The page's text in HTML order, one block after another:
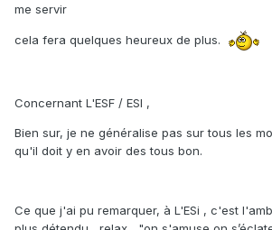
me servir
cela fera quelques heureux de plus.
Concernant L'ESF / ESI ,
Bien sur, je ne généralise pas sur tous les
qu'il doit y en avoir des tous bon.
Ce que j'ai pu remarquer, à L'ESi , c'est